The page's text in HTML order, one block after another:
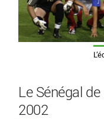
Le Sénégal
2002